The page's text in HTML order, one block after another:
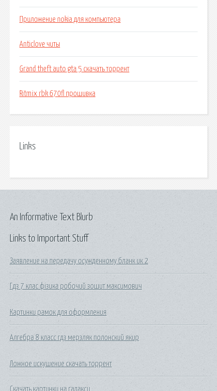
Приложение nokia для компьютера
Anticlove читы
Grand theft auto gta 5 скачать торрент
Ritmix rbk 670fl прошивка
Links
Links to Important Stuff
Заявление на передачу осужденному бланк ик 2
Гдз 7 клас фізика робочий зошит максимович
Картинки рамок для оформления
Алгебра 8 класс гдз мерзляк полонский якир
Ложное искушение скачать торрент
Скачать картинки на галакси
An Informative Text Blurb